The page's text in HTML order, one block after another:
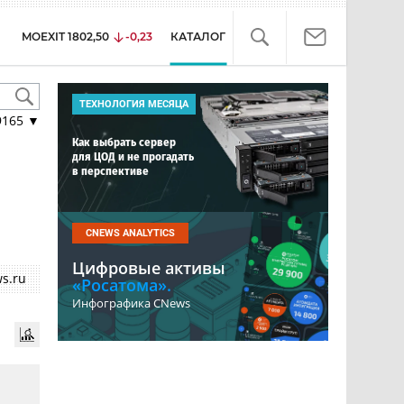
MOEXIT 1802,50 -0,23 КАТАЛОГ
▼
ТЕХНОЛОГИЯ МЕСЯЦА
Как выбрать сервер
для ЦОД и не прогадать
в перспективе
CNEWS ANALYTICS
Цифровые активы
«Росатома».
Инфографика CNews